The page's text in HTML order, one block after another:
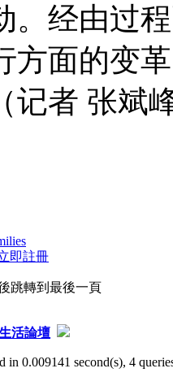
。经由过
方面的变
记者 张斌
即註冊
跳轉到最後一頁
活論壇
in 0.009141 second(s), 4